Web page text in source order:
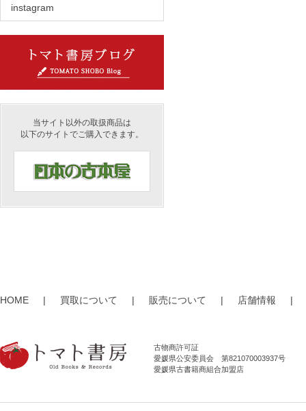
instagram
当サイト以外の取扱商品は
以下のサイトでご購入できます。
HOME | 買取について | 販売について | 店舗情報 |
古物商許可証
愛媛県公安委員会 第821070003937号
愛媛県古書籍商組合加盟店